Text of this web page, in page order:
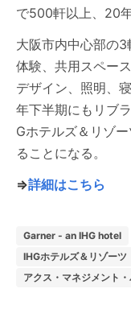
で500軒以上、20
大阪市内中心部の
体験、共用スペー
デザイン、照明、
年下半期にもリブ
Gホテルズ＆リゾ
ることになる。
⇒詳細はこちら
Garner - an IHG hotel
IHGホテルズ＆リゾーツ
アクス・マネジメント